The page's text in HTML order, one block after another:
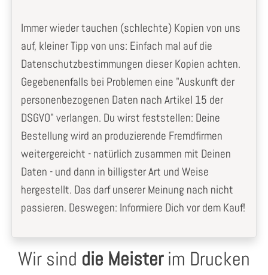
Immer wieder tauchen (schlechte) Kopien von uns
auf, kleiner Tipp von uns: Einfach mal auf die
Datenschutzbestimmungen dieser Kopien achten.
Gegebenenfalls bei Problemen eine "Auskunft der
personenbezogenen Daten nach Artikel 15 der
DSGVO" verlangen. Du wirst feststellen: Deine
Bestellung wird an produzierende Fremdfirmen
weitergereicht - natürlich zusammen mit Deinen
Daten - und dann in billigster Art und Weise
hergestellt. Das darf unserer Meinung nach nicht
passieren. Deswegen: Informiere Dich vor dem Kauf!
Wir sind die Meisterim Drucken